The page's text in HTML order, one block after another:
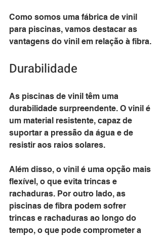
Como somos uma fábrica de vinil
para piscinas, vamos destacar as
vantagens do vinil em relação à fibra.
Durabilidade
As piscinas de vinil têm uma
durabilidade surpreendente. O vinil é
um material resistente, capaz de
suportar a pressão da água e de
resistir aos raios solares.
Além disso, o vinil é uma opção mais
flexível, o que evita trincas e
rachaduras. Por outro lado, as
piscinas de fibra podem sofrer
trincas e rachaduras ao longo do
tempo, o que pode comprometer a